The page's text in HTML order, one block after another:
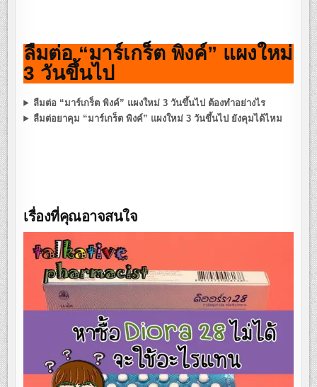
ลืมต่อ “มาร์เกร็ต พิงค์” แผงใหม่
3 วันขึ้นไป
ลืมต่อ “มาร์เกร็ต พิงค์” แผงใหม่ 3 วันขึ้นไป ต้องทำอย่างไร
ลืมต่อยาคุม “มาร์เกร็ต พิงค์” แผงใหม่ 3 วันขึ้นไป ยังคุมได้ไหม
เรื่องที่คุณอาจสนใจ